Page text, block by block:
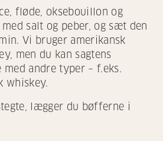
fløde, oksebouillon og
salt og peber, og sæt den
Vi bruger amerikansk
men du kan sagtens
med andre typer – f.eks.
whiskey.
lægger du bøfferne i